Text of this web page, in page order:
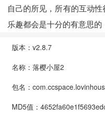
自己的所见，所有的互动
乐趣都会是十分的有意思的
版本：v2.8.7
名称：落樱小屋2
包名：
MD5值：